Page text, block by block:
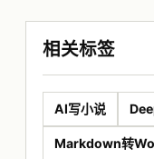
相关标签
AI写小说
Markdown转